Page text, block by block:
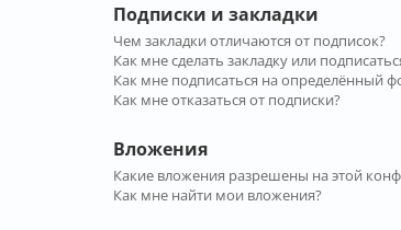
Подписки и закладки
Чем закладки отличаются от подписок?
Как мне сделать закладку или
Как мне подписаться на определённый
Как мне отказаться от подписки?
Вложения
Какие вложения разрешены на этой
Как мне найти мои вложения?